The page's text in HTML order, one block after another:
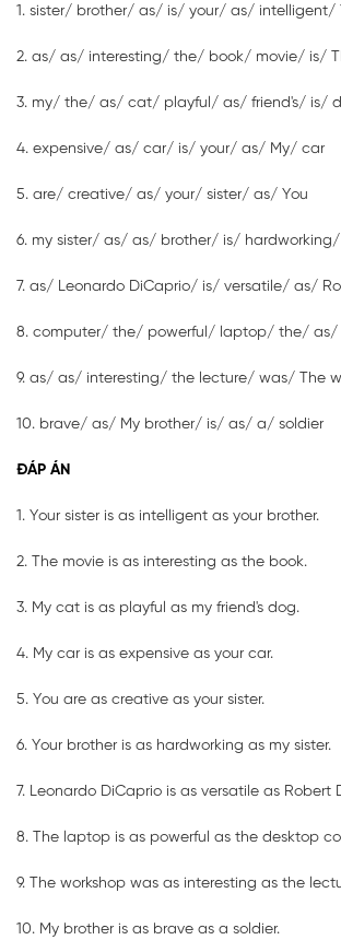
1. sister/ brother/ as/ is/ your/ as/ intelligent/
2. as/ as/ interesting/ the/ book/ movie/ is/
3. my/ the/ as/ cat/ playful/ as/ friend's/ is/
4. expensive/ as/ car/ is/ your/ as/ My/ car
5. are/ creative/ as/ your/ sister/ as/ You
6. my sister/ as/ as/ brother/ is/ hardworking/
7. as/ Leonardo DiCaprio/ is/ versatile/ as/
8. computer/ the/ powerful/ laptop/ the/ as/
9. as/ as/ interesting/ the lecture/ was/ The
10. brave/ as/ My brother/ is/ as/ a/ soldier
ĐÁP ÁN
1. Your sister is as intelligent as your brother.
2. The movie is as interesting as the book.
3. My cat is as playful as my friend's dog.
4. My car is as expensive as your car.
5. You are as creative as your sister.
6. Your brother is as hardworking as my sister.
7. Leonardo DiCaprio is as versatile as Robert
8. The laptop is as powerful as the desktop
9. The workshop was as interesting as the
10. My brother is as brave as a soldier.